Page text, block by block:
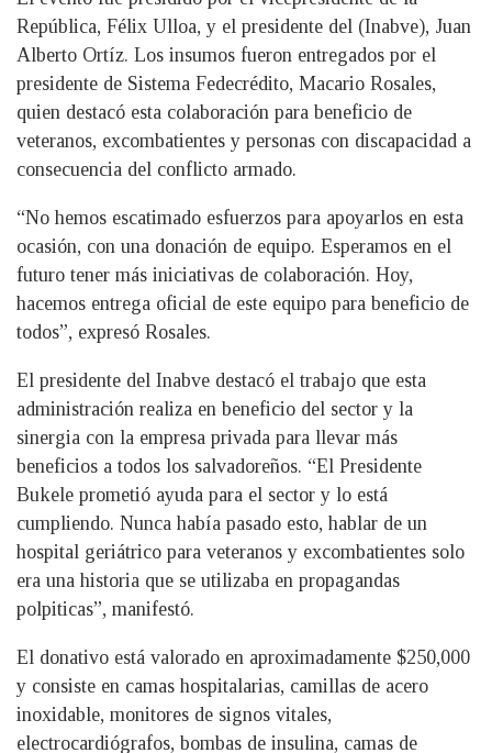
República, Félix Ulloa, y el presidente del (Inabve), Juan
Alberto Ortíz. Los insumos fueron entregados por el
presidente de Sistema Fedecrédito, Macario Rosales,
quien destacó esta colaboración para beneficio de
veteranos, excombatientes y personas con discapacidad a
consecuencia del conflicto armado.
“No hemos escatimado esfuerzos para apoyarlos en esta
ocasión, con una donación de equipo. Esperamos en el
futuro tener más iniciativas de colaboración. Hoy,
hacemos entrega oficial de este equipo para beneficio de
todos”, expresó Rosales.
El presidente del Inabve destacó el trabajo que esta
administración realiza en beneficio del sector y la
sinergia con la empresa privada para llevar más
beneficios a todos los salvadoreños. “El Presidente
Bukele prometió ayuda para el sector y lo está
cumpliendo. Nunca había pasado esto, hablar de un
hospital geriátrico para veteranos y excombatientes solo
era una historia que se utilizaba en propagandas
polpiticas”, manifestó.
El donativo está valorado en aproximadamente $250,000
y consiste en camas hospitalarias, camillas de acero
inoxidable, monitores de signos vitales,
electrocardiógrafos, bombas de insulina, camas de